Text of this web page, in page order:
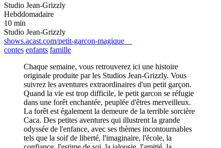
Studio Jean-Grizzly
Hebddomadaire
10 min
Studio Jean-Grizzly
shows.acast.com/petit-garcon-magique
contes enfants famille
Chaque semaine, vous retrouverez ici une histoire
originale produite par les Studios Jean-Grizzly. Vous
suivrez les aventures extraordinaires d'un petit garçon.
Quand la vie est trop difficile, le petit garcon se réfugie
dans une forêt enchantée, peuplée d'êtres merveilleux.
La forêt est également la demeure de la terrible sorcière
Caca. Des petites aventures qui illustrent la grande
odyssée de l'enfance, avec ses thèmes incontournables
tels que la soif de liberté, l'imaginaire, l'école, la